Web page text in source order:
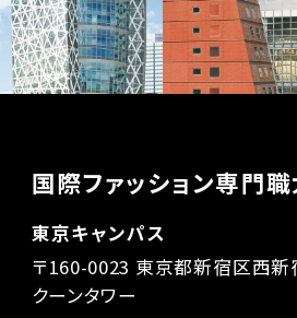
国際ファッション専門
東京キャンパス
〒160-0023 東京都新宿区西
クーンタワー